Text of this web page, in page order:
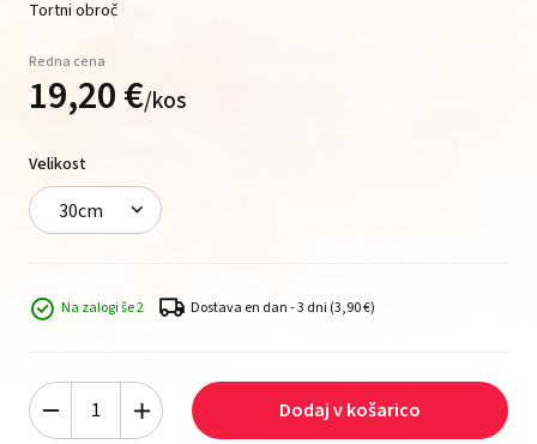
Tortni obroč
Redna cena
19,20€/kos
Velikost
30cm
Na zalogi še 2 Dostava en dan - 3 dni (3,90 €)
Dodaj v košarico